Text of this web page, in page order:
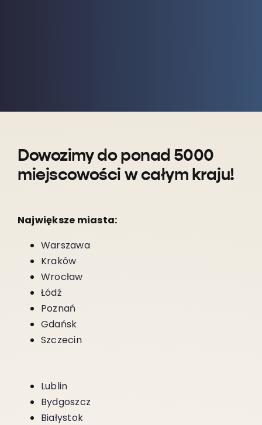
Dowozimy do ponad 5000
miejscowości w całym kraju!
Największe miasta:
Warszawa
Kraków
Wrocław
Łódź
Poznań
Gdańsk
Szczecin
Lublin
Bydgoszcz
Białystok